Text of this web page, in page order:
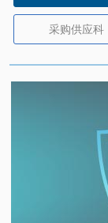
采购供应科